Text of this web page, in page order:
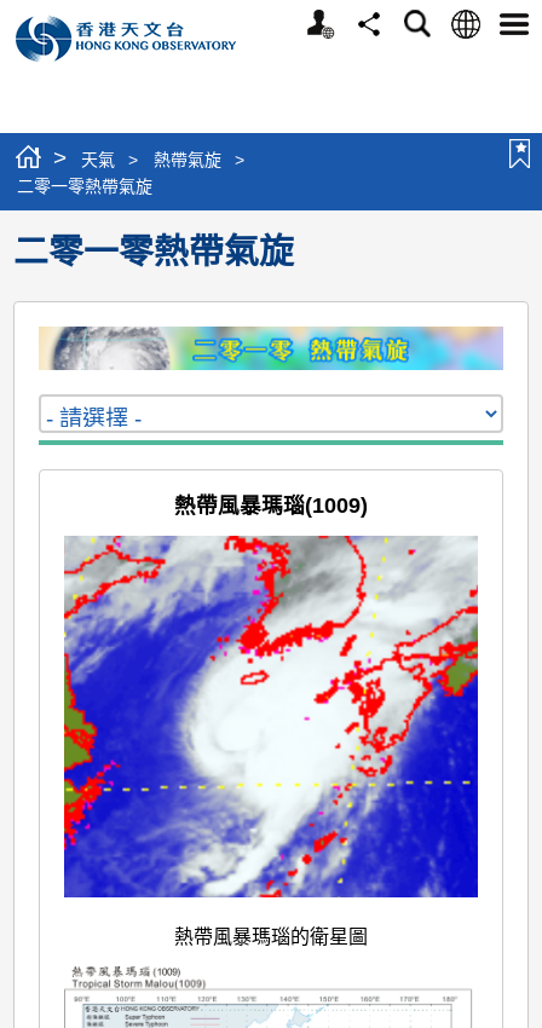
個
分
搜
語
選
> 天氣 > 熱帶氣旋
>
二零一零熱帶氣旋
二零一零熱帶氣旋
熱帶風暴瑪瑙(1009)
熱帶風暴瑪瑙的衛星圖